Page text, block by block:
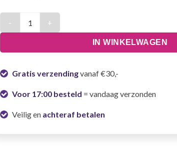
IN WINKELWAGEN
Gratis verzendingvanaf €30,-
Voor 17:00 besteld = vandaag verzonden
Veilig en achteraf betalen